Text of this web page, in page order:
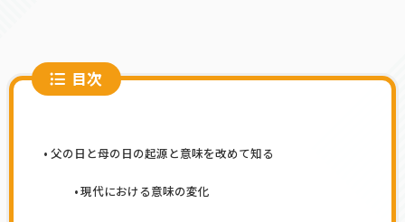
目次
父の日と母の日の起源と意味を改めて知る
現代における意味の変化